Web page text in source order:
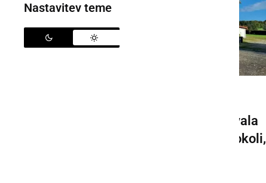
Nastavitev teme
Objekt, kjer je nekoč delovala
diskoteka znana daleč naokoli,